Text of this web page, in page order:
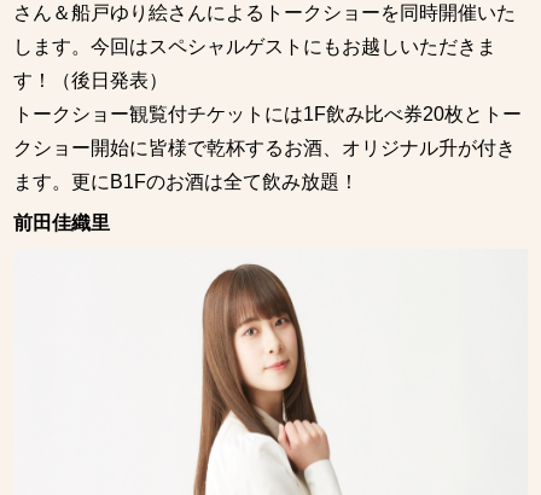
さん＆船戸ゆり絵さんによるトークショーを同時開催いた
します。今回はスペシャルゲストにもお越しいただきま
す！（後日発表）
トークショー観覧付チケットには1F飲み比べ券20枚とトー
クショー開始に皆様で乾杯するお酒、オリジナル升が付き
ます。更にB1Fのお酒は全て飲み放題！
前田佳織里